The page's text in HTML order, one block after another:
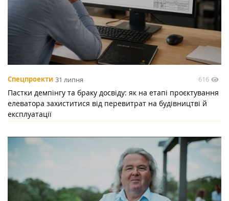
Спецпроекти 31 липня 616
Пастки демпінгу та браку досвіду: як на етапі проєктування
елеватора захиститися від перевитрат на будівництві й
експлуатації